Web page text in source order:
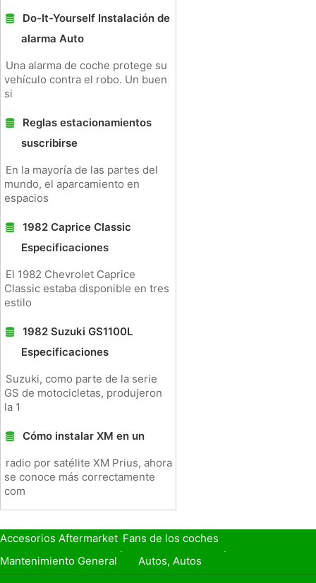
Do-It-Yourself Instalación de
alarma Auto
Una alarma de coche protege su
vehículo contra el robo. Un buen
si
Reglas estacionamientos
suscribirse
En la mayoría de las partes del
mundo, el aparcamiento en
espacios
1982 Caprice Classic
Especificaciones
El 1982 Chevrolet Caprice
Classic estaba disponible en tres
estilo
1982 Suzuki GS1100L
Especificaciones
Suzuki, como parte de la serie
GS de motocicletas, produjeron
la 1
Cómo instalar XM en un
radio por satélite XM Prius, ahora
se conoce más correctamente
com
Accesorios Aftermarket Fans de los coches
Seguro de Coche
Préstamos y Financiación
Mantenimiento General
Autos, Autos
Seguridad Vial
Combustibles